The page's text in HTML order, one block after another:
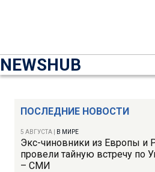
NEWSHUB
ПОСЛЕДНИЕ НОВОСТИ
5 АВГУСТА В МИРЕ
Экс-чиновники из Европы и
провели тайную встречу по
– СМИ